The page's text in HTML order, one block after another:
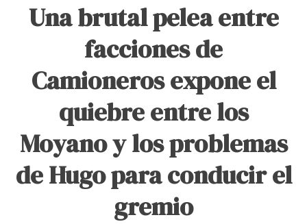
Una brutal pelea entre
facciones de
Camioneros expone el
quiebre entre los
Moyano y los problemas
de Hugo para conducir el
gremio